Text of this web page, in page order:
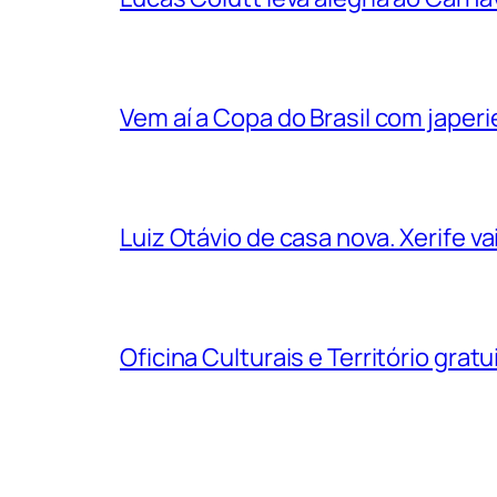
Vem aí a Copa do Brasil com
Luiz Otávio de casa nova. Xerife
Oficina Culturais e Território